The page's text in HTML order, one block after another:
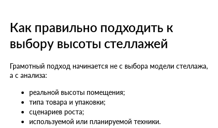
Как правильно подходить к
выбору высоты стеллажей
Грамотный подход начинается не с выбора модели стеллажа,
а с анализа:
реальной высоты помещения;
типа товара и упаковки;
сценариев роста;
используемой или планируемой техники.